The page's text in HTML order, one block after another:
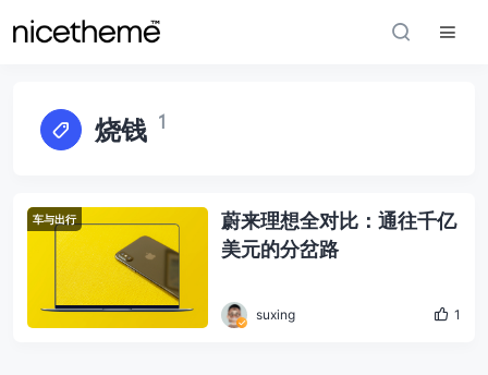
烧钱 1
车与出行
蔚来理想全对比：通往千亿
美元的分岔路
suxing 1